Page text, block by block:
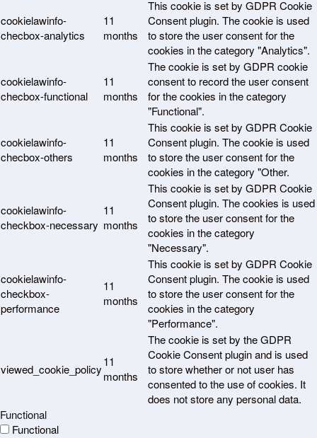
cookielawinfo-
checbox-analytics
11
months
This cookie is set by GDPR Cookie
Consent plugin. The cookie is used
to store the user consent for the
cookies in the category "Analytics".
cookielawinfo-
checbox-functional
11
months
The cookie is set by GDPR cookie
consent to record the user consent
for the cookies in the category
"Functional".
cookielawinfo-
checbox-others
11
months
This cookie is set by GDPR Cookie
Consent plugin. The cookie is used
to store the user consent for the
cookies in the category "Other.
cookielawinfo-
checkbox-necessary
11
months
This cookie is set by GDPR Cookie
Consent plugin. The cookies is used
to store the user consent for the
cookies in the category
"Necessary".
cookielawinfo-
checkbox-
performance
11
months
This cookie is set by GDPR Cookie
Consent plugin. The cookie is used
to store the user consent for the
cookies in the category
"Performance".
viewed_cookie_policy
11
months
The cookie is set by the GDPR
Cookie Consent plugin and is used
to store whether or not user has
consented to the use of cookies. It
does not store any personal data.
Functional
Functional